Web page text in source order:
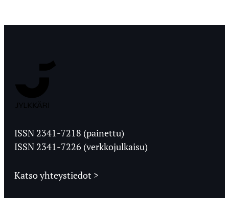
Ylioppilaslehti
ISSN 2341-7218 (painettu)
ISSN 2341-7226 (verkkojulkaisu)
Katso yhteystiedot >